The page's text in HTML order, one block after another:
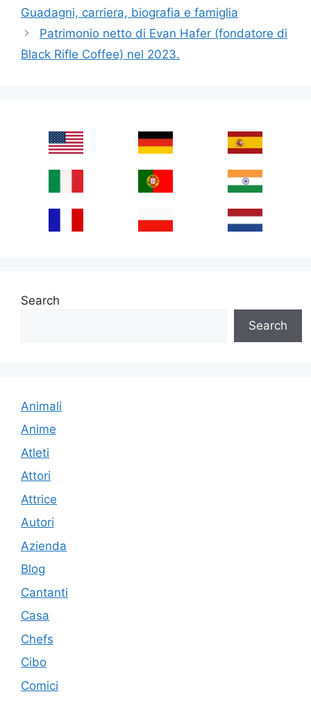
Guadagni, carriera, biografia e famiglia
Patrimonio netto di Evan Hafer (fondatore di
Black Rifle Coffee) nel 2023.
Search
Search
Animali
Anime
Atleti
Attori
Attrice
Autori
Azienda
Blog
Cantanti
Casa
Chefs
Cibo
Comici